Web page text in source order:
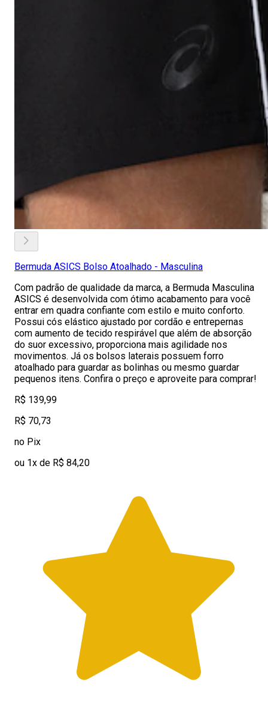
Bermuda ASICS Bolso Atoalhado - Masculina
Com padrão de qualidade da marca, a Bermuda Masculina
ASICS é desenvolvida com ótimo acabamento para você
entrar em quadra confiante com estilo e muito conforto.
Possui cós elástico ajustado por cordão e entrepernas
com aumento de tecido respirável que além de absorção
do suor excessivo, proporciona mais agilidade nos
movimentos. Já os bolsos laterais possuem forro
atoalhado para guardar as bolinhas ou mesmo guardar
pequenos itens. Confira o preço e aproveite para comprar!
R$ 139,99
R$ 70,73
no Pix
ou 1x de R$ 84,20